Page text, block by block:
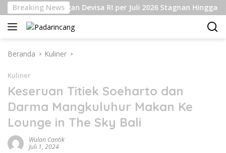
Langsung
ke
konten
Breaking News
Cadangan Devisa RI per Juli 2026 Stagnan Hingga
Beranda Kuliner
Kuliner
Keseruan Titiek Soeharto dan
Darma Mangkuluhur Makan Ke
Lounge in The Sky Bali
Wulan Cantik
Juli 1, 2024